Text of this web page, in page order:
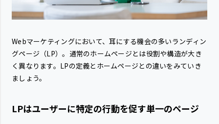
Webマーケティングにおいて、耳にする機会の多いランディン
グページ（LP）。通常のホームページとは役割や構造が大き
く異なります。LPの定義とホームページとの違いをみていき
ましょう。
LPはユーザーに特定の行動を促す単一のページ